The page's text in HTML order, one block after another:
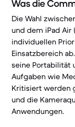
Was die
Die Wahl
und dem iPad Air
individuellen
Einsatzbereich
seine Portabilität
Aufgaben wie
Kritisiert werden
und die
Anwendungen.